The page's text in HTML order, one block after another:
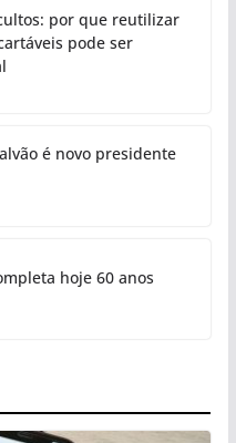
por que reutilizar
pode ser
é novo presidente
hoje 60 anos